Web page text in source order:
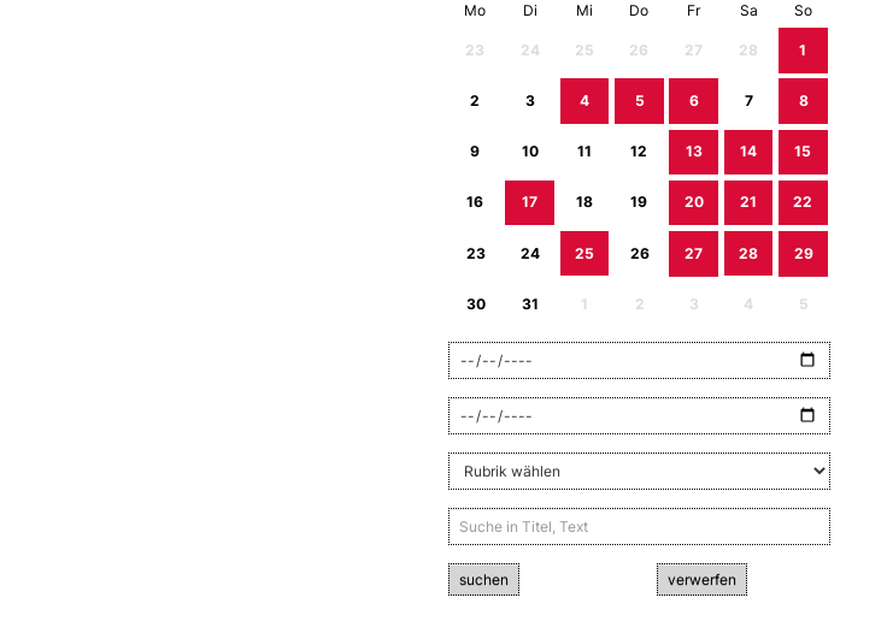
Mo Di Mi Do Fr Sa So
23 24 25 26 27 28 1
2 3 4 5 6 7 8
9 10 11 12 13 14 15
16 17 18 19 20 21 22
23 24 25 26 27 28 29
30 31 1 2 3 4 5
suchen verwerfen